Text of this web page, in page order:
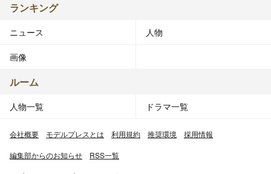
ランキング
ニュース 人物
画像
ルーム
人物一覧 ドラマ一覧
会社概要 モデルプレスとは 利用規約 推奨環境 採用情報
編集部からのお知らせ RSS一覧